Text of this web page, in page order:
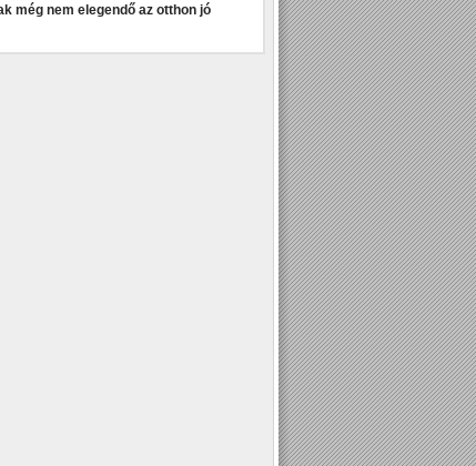
még nem elegendő az otthon jó